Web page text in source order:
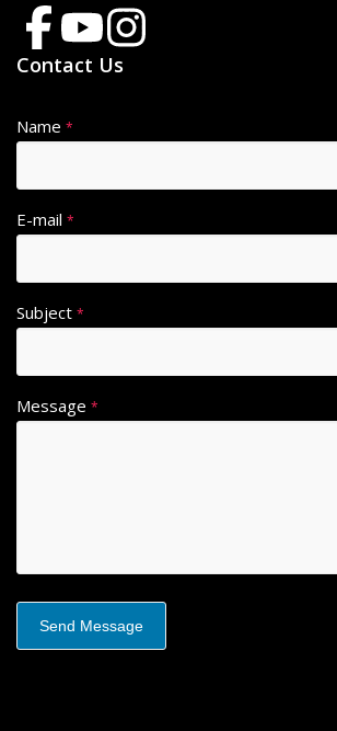
Contact Us
Name *
E-mail *
Subject *
Message *